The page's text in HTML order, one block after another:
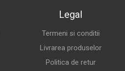
Legal
Termeni si conditii
Livrarea produselor
Politica de retur